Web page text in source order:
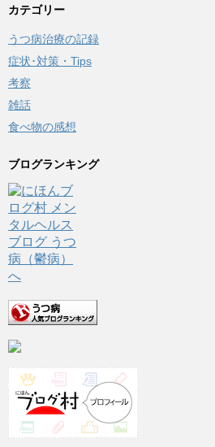
カテゴリー
うつ病治療の記録
症状･対策・Tips
考察
雑話
食べ物の感想
ブログランキング